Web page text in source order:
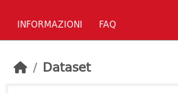
INFORMAZIONI FAQ
Dataset